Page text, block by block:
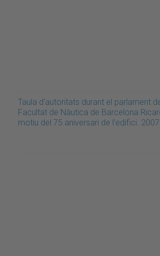
Taula d'autoritats durant el parlament
Facultat de Nàutica de Barcelona
motiu del 75 aniversari de l'edifici. 2007.